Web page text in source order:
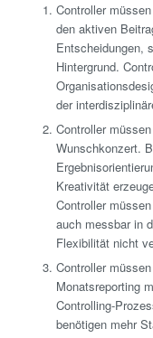
Controller
den aktiven
Entscheidungen,
Hintergrund.
der
Controller
Wunschkonzert.
Kreativität
Controller
auch messbar in
Flexibilität nicht
Controller
Monatsreporting
Controlling-
benötigen mehr